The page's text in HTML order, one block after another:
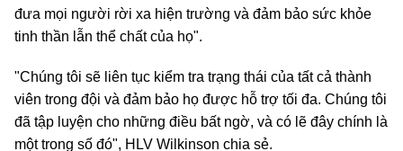
đưa mọi người rời xa hiện trường và đảm bảo sức khỏe
tinh thần lẫn thể chất của họ".
"Chúng tôi sẽ liên tục kiểm tra trạng thái của tất cả thành
viên trong đội và đảm bảo họ được hỗ trợ tối đa. Chúng tôi
đã tập luyện cho những điều bất ngờ, và có lẽ đây chính là
một trong số đó", HLV Wilkinson chia sẻ.